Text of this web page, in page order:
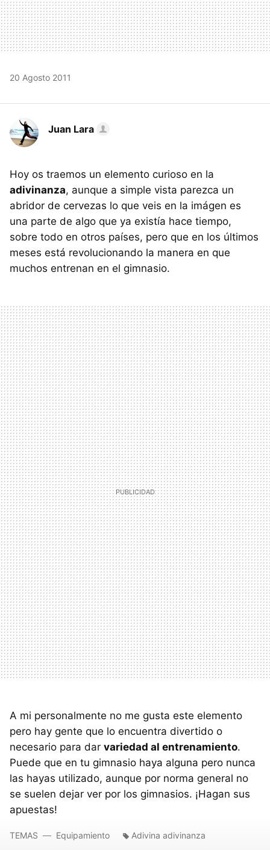
20 Agosto 2011
Juan Lara
Hoy os traemos un elemento curioso en la
adivinanza, aunque a simple vista parezca un
abridor de cervezas lo que veis en la imágen es
una parte de algo que ya existía hace tiempo,
sobre todo en otros países, pero que en los últimos
meses está revolucionando la manera en que
muchos entrenan en el gimnasio.
A mi personalmente no me gusta este elemento
pero hay gente que lo encuentra divertido o
necesario para dar variedad al entrenamiento.
Puede que en tu gimnasio haya alguna pero nunca
las hayas utilizado, aunque por norma general no
se suelen dejar ver por los gimnasios. ¡Hagan sus
apuestas!
TEMAS Equipamiento Adivina adivinanza